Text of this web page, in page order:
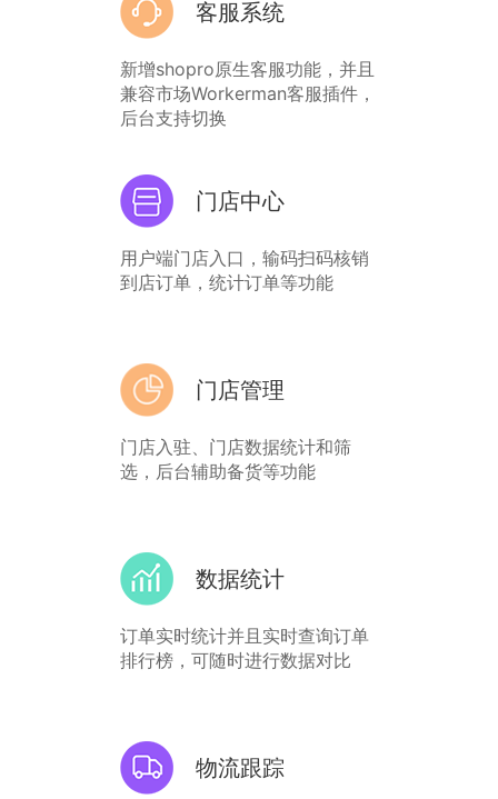
客服系统
新增shopro原生客服功能，并且
兼容市场Workerman客服插件，
后台支持切换
门店中心
用户端门店入口，输码扫码核销
到店订单，统计订单等功能
门店管理
门店入驻、门店数据统计和筛
选，后台辅助备货等功能
数据统计
订单实时统计并且实时查询订单
排行榜，可随时进行数据对比
物流跟踪